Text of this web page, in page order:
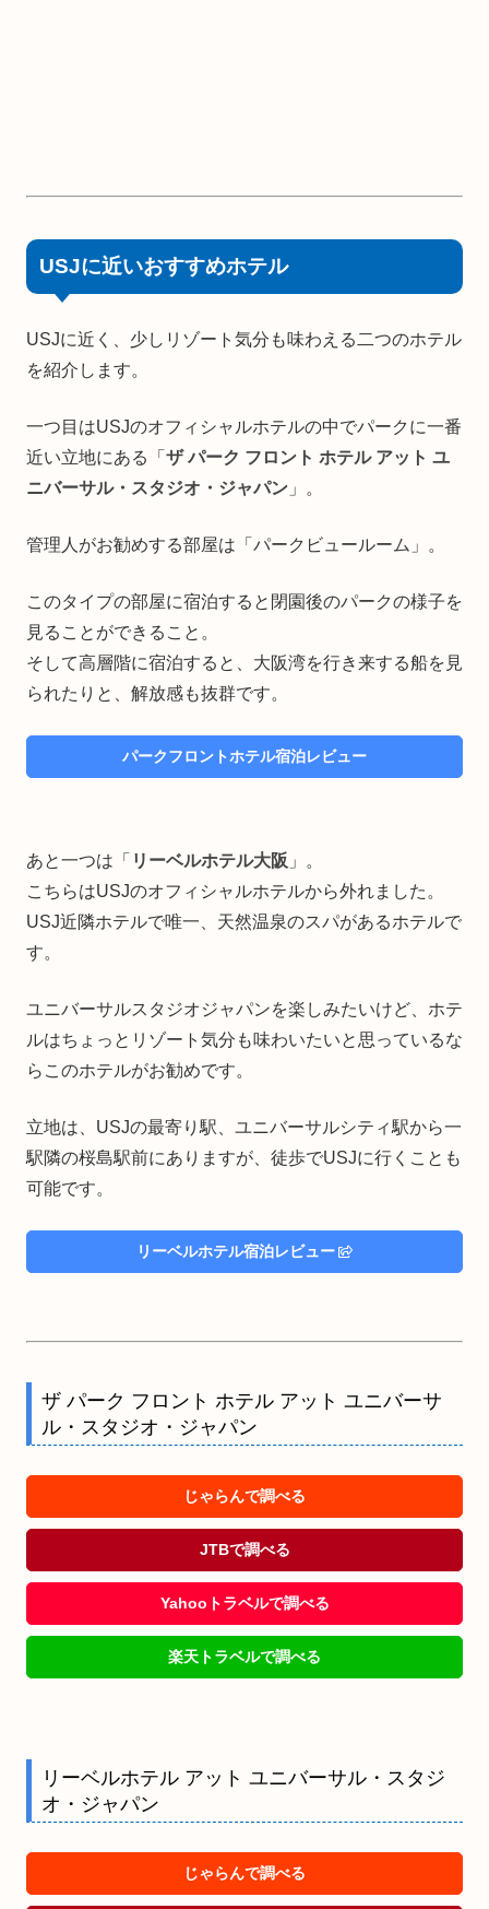
USJに近いおすすめホテル
USJに近く、少しリゾート気分も味わえる二つのホテル
を紹介します。
一つ目はUSJのオフィシャルホテルの中でパークに一番
近い立地にある「 ザ パーク フロント ホテル アット ユ
ニバーサル・スタジオ・ジャパン 」。
管理人がお勧めする部屋は「パークビュールーム」。
このタイプの部屋に宿泊すると閉園後のパークの様子を
見ることができること。
そして高層階に宿泊すると、大阪湾を行き来する船を見
られたりと、解放感も抜群です。
パークフロントホテル宿泊レビュー
あと一つは「 リーベルホテル大阪 」。
こちらはUSJのオフィシャルホテルから外れました。
USJ近隣ホテルで唯一、天然温泉のスパがあるホテルで
す。
ユニバーサルスタジオジャパンを楽しみたいけど、ホテ
ルはちょっとリゾート気分も味わいたいと思っているな
らこのホテルがお勧めです。
立地は、USJの最寄り駅、ユニバーサルシティ駅から一
駅隣の桜島駅前にありますが、徒歩でUSJに行くことも
可能です。
リーベルホテル宿泊レビュー
ザ パーク フロント ホテル アット ユニバーサ
ル・スタジオ・ジャパン
じゃらんで調べる
JTBで調べる
Yahooトラベルで調べる
楽天トラベルで調べる
リーベルホテル アット ユニバーサル・スタジ
オ・ジャパン
じゃらんで調べる